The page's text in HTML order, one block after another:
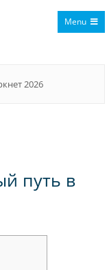
Menu
2026
путь в